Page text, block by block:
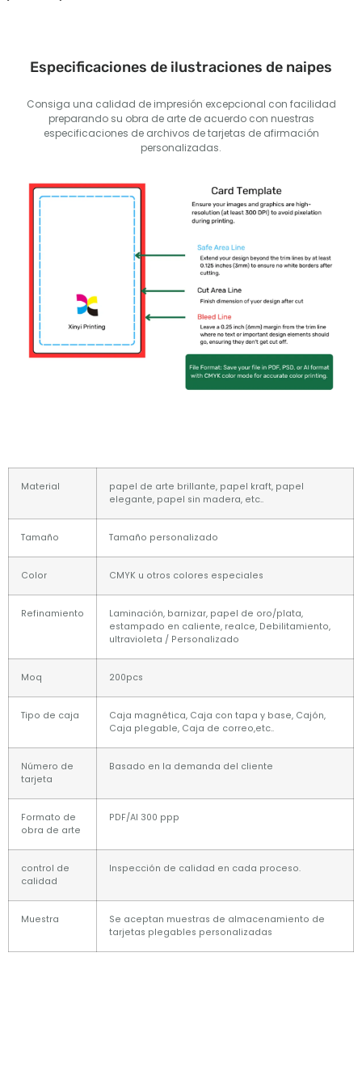
Especificaciones de ilustraciones de naipes
Consiga una calidad de impresión excepcional con facilidad
preparando su obra de arte de acuerdo con nuestras
especificaciones de archivos de tarjetas de afirmación
personalizadas.
Material
papel de arte brillante, papel kraft, papel
elegante, papel sin madera, etc..
Tamaño Tamaño personalizado
Color CMYK u otros colores especiales
Refinamiento
Laminación, barnizar, papel de oro/plata,
estampado en caliente, realce, Debilitamiento,
ultravioleta / Personalizado
Moq 200pcs
Tipo de caja
Caja magnética, Caja con tapa y base, Cajón,
Caja plegable, Caja de correo,etc..
Número de
tarjeta
Basado en la demanda del cliente
Formato de
obra de arte
PDF/AI 300 ppp
control de
calidad
Inspección de calidad en cada proceso.
Muestra
Se aceptan muestras de almacenamiento de
tarjetas plegables personalizadas